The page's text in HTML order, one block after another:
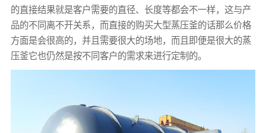
的直接结果就是客户需要的直径、长度等都会不一样，这与产
品的不同离不开关系，而直接的购买大型蒸压釜的话那么价格
方面是会很高的，并且需要很大的场地，而且即便是很大的蒸
压釜它也仍然是按不同客户的需求来进行定制的。